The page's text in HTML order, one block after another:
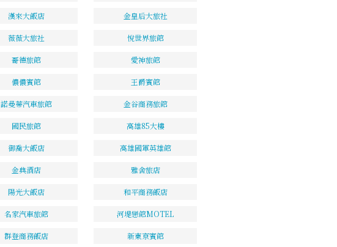
漢來大飯店 金皇后大旅社
薇薇大旅社 悅世界旅館
哥德旅館 愛神旅館
儂儂賓館 王爵賓館
諾曼蒂汽車旅館 金谷商務旅館
國民旅館 高雄85大樓
御喬大飯店 高雄國軍英雄館
金典酒店 雅舍旅店
陽光大飯店 和平商務飯店
名家汽車旅館 河堤戀館MOTEL
群登商務飯店 新東京賓館